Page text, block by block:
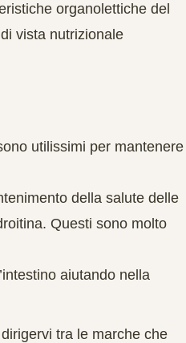
organolettiche del
vista nutrizionale
utilissimi per mantenere
della salute delle
Questi sono molto
aiutando nella
tra le marche che